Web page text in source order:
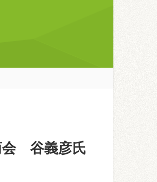
谷義彦氏